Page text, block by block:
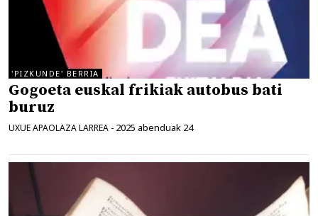
'PIZKUNDE' BERRIA
Gogoeta euskal frikiak autobus bati
buruz
UXUE APAOLAZA LARREA - 2025 abenduak 24